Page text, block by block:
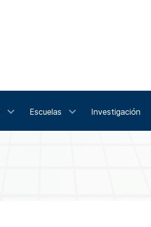
Escuelas Investigación